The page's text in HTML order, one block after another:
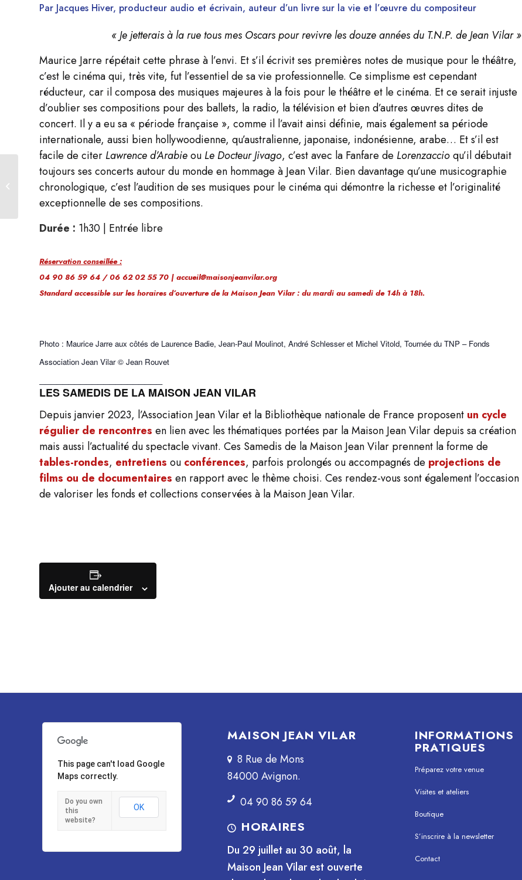
Par Jacques Hiver, producteur audio et écrivain, auteur d’un livre sur la vie et l’œuvre du compositeur
« Je jetterais à la rue tous mes Oscars pour revivre les douze années du T.N.P. de Jean Vilar »
Maurice Jarre répétait cette phrase à l’envi. Et s’il écrivit ses premières notes de musique pour le théâtre,
c’est le cinéma qui, très vite, fut l’essentiel de sa vie professionnelle. Ce simplisme est cependant
réducteur, car il composa des musiques majeures à la fois pour le théâtre et le cinéma. Et ce serait injuste
d’oublier ses compositions pour des ballets, la radio, la télévision et bien d’autres œuvres dites de
concert. Il y a eu sa « période française », comme il l’avait ainsi définie, mais également sa période
internationale, aussi bien hollywoodienne, qu’australienne, japonaise, indonésienne, arabe… Et s’il est
facile de citer Lawrence d’Arabieou Le Docteur Jivago, c’est avec la Fanfare de Lorenzaccioqu’il débutait
toujours ses concerts autour du monde en hommage à Jean Vilar. Bien davantage qu’une musicographie
chronologique, c’est l’audition de ses musiques pour le cinéma qui démontre la richesse et l’originalité
exceptionnelle de ses compositions.
Durée : 1h30 | Entrée libre
Réservation conseillée :
04 90 86 59 64 / 06 62 02 55 70 | accueil@maisonjeanvilar.org
Standard accessible sur les horaires d’ouverture de la Maison Jean Vilar : du mardi au samedi de 14h à 18h.
Photo : Maurice Jarre aux côtés de Laurence Badie, Jean-Paul Moulinot, André Schlesser et Michel Vitold, Tournée du TNP – Fonds
Association Jean Vilar © Jean Rouvet
LES SAMEDIS DE LA MAISON JEAN VILAR
Depuis janvier 2023, l’Association Jean Vilar et la Bibliothèque nationale de France proposent un cycle
régulier de rencontres en lien avec les thématiques portées par la Maison Jean Vilar depuis sa création
mais aussi l’actualité du spectacle vivant. Ces Samedis de la Maison Jean Vilar prennent la forme de
tables-rondes, entretiens ou conférences, parfois prolongés ou accompagnés de projections de
films ou de documentaires en rapport avec le thème choisi. Ces rendez-vous sont également l’occasion
de valoriser les fonds et collections conservées à la Maison Jean Vilar.
Ajouter au calendrier
This page can't load Google
Maps correctly.
Do you own
this
website?
OK
MAISON JEAN VILAR
8 Rue de Mons
84000 Avignon.
04 90 86 59 64
HORAIRES
Du 29 juillet au 30 août, la
Maison Jean Vilar est ouverte
INFORMATIONS
PRATIQUES
Préparez votre venue
Visites et ateliers
Boutique
S’inscrire à la newsletter
Contact
Spectacle
Il étouffe des perroquets